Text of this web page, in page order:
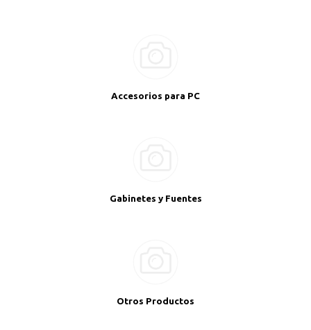
Accesorios para PC
Gabinetes y Fuentes
Otros Productos